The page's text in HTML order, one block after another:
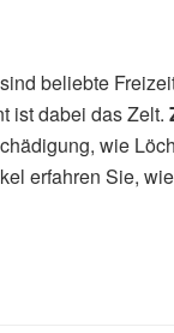
beliebte
ist dabei das Zelt.
wie
erfahren Sie,